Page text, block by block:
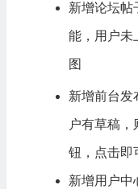
新增论坛帖
能，用户未
图
新增前台发
户有草稿
钮，点击即
新增用户中